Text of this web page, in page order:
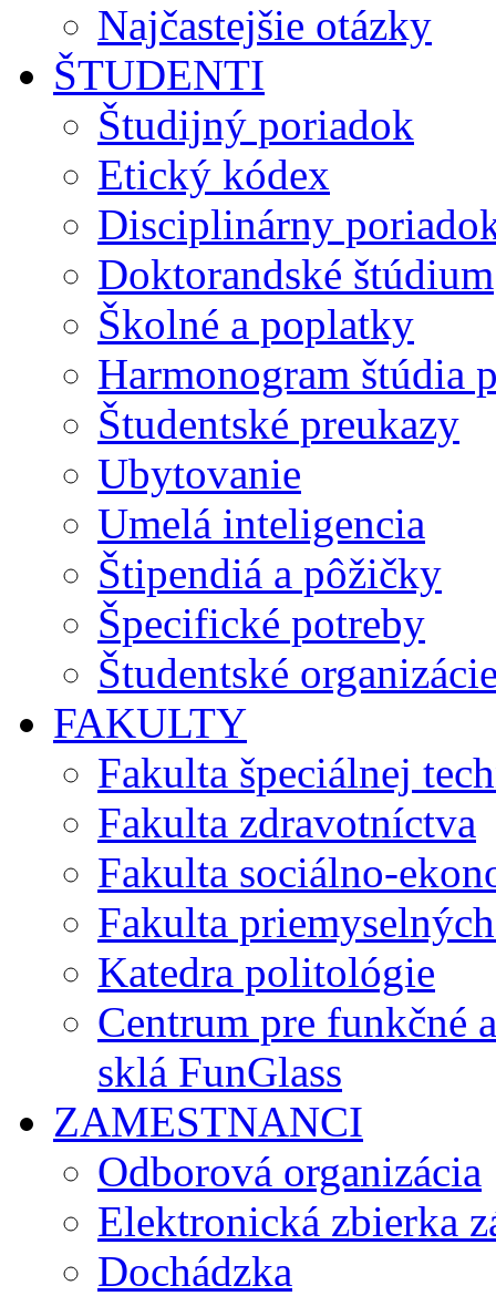
Najčastejšie otázky
ŠTUDENTI
Študijný poriadok
Etický kódex
Disciplinárny
Doktorandské štúdium
Školné a poplatky
Harmonogram štúdia
Študentské preukazy
Ubytovanie
Umelá inteligencia
Štipendiá a pôžičky
Špecifické potreby
Študentské
FAKULTY
Fakulta špeciálnej
Fakulta zdravotníctva
Fakulta sociálno-
Fakulta
Katedra politológie
Centrum pre funkčné
sklá FunGlass
ZAMESTNANCI
Odborová organizácia
Elektronická zbierka
Dochádzka